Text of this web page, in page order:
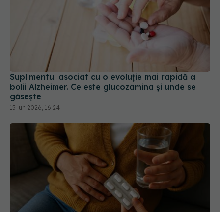
Suplimentul asociat cu o evoluție mai rapidă a
bolii Alzheimer. Ce este glucozamina și unde se
găsește
15 iun 2026, 16:24